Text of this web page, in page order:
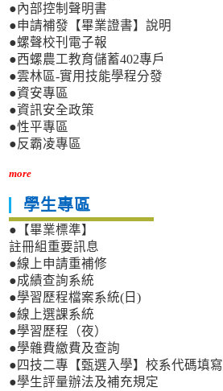
●內部控制聲明書
●申請補發【畢業證書】說明
●螺聲校刊電子報
●西螺農工教育儲蓄402專戶
●雲林區-實用技能學程分發
●資安專區
●資訊安全政策
●性平專區
●反霸凌專區
more
學生專區
●【畢業標準】
註冊組重要訊息
●線上申請重補修
●成績查詢系統
●學習歷程檔案系統(日)
●線上選課系統
●學習歷程（夜）
●學雜費繳費及查詢
●四技二專【甄選入學】校系代碼填寫
●學生評量辦法及補充規定